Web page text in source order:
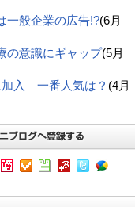
一般企業の広告!?(6月
意識にギャップ(5月
加入 一番人気は？ (4月